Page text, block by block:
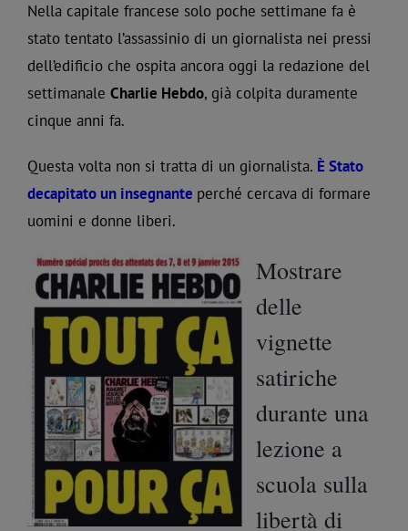
Nella capitale francese solo poche settimane fa è
stato tentato l’assassinio di un giornalista nei pressi
dell’edificio che ospita ancora oggi la redazione del
settimanale Charlie Hebdo, già colpita duramente
cinque anni fa.
Questa volta non si tratta di un giornalista. È Stato
decapitato un insegnante perché cercava di formare
uomini e donne liberi.
Mostrare
delle
vignette
satiriche
durante una
lezione a
scuola sulla
libertà di